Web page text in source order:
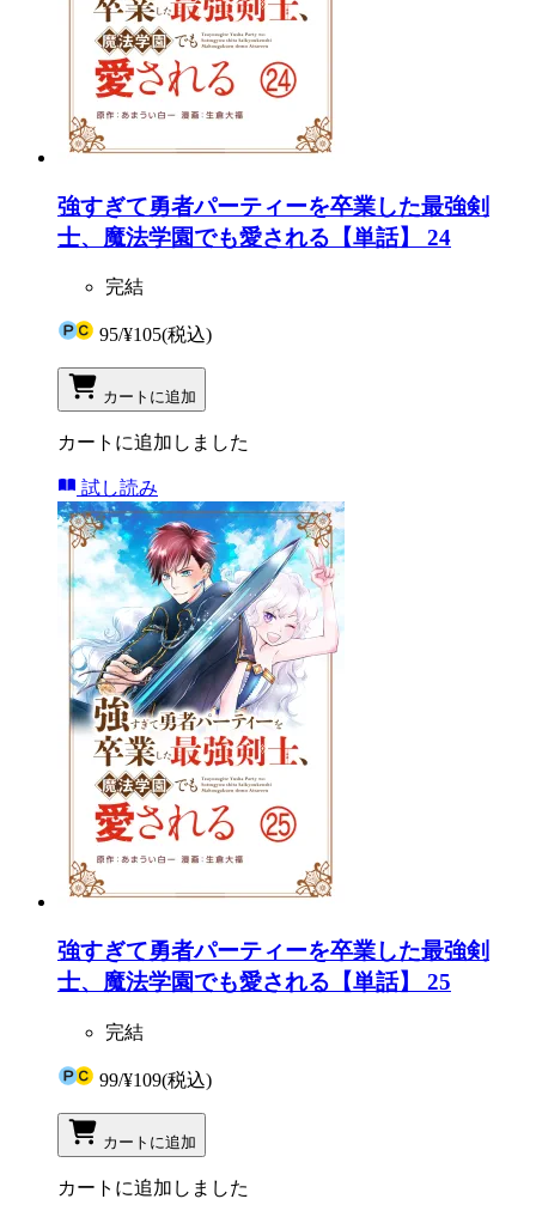
強すぎて勇者パーティーを卒業した最強剣
士、魔法学園でも愛される【単話】 24
完結
95/¥105(税込)
カートに追加
カートに追加しました
試し読み
強すぎて勇者パーティーを卒業した最強剣
士、魔法学園でも愛される【単話】 25
完結
99/¥109(税込)
カートに追加
カートに追加しました